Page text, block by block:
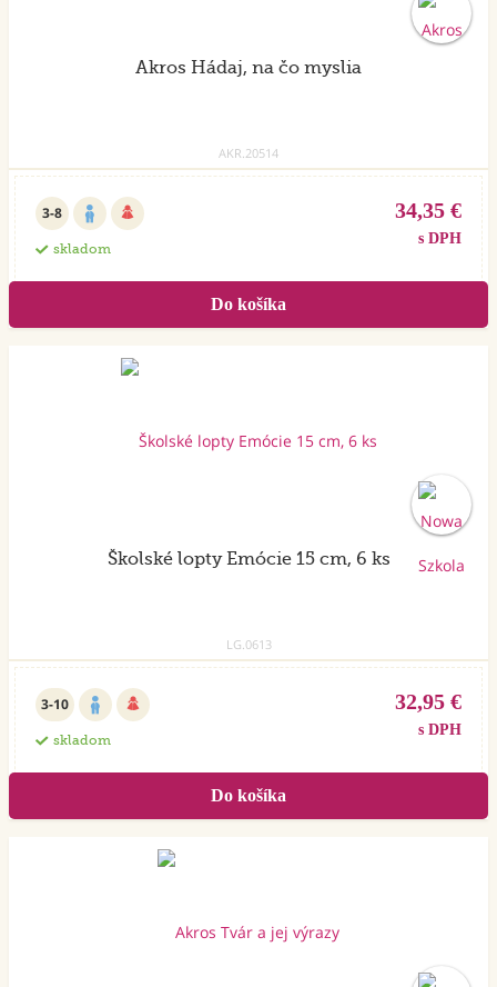
Akros Hádaj, na čo myslia
AKR.20514
3-8
skladom
34,35 €
s DPH
Školské lopty Emócie 15 cm, 6 ks
LG.0613
3-10
skladom
32,95 €
s DPH